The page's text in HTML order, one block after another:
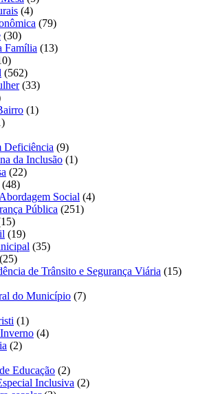
(4)
(79)
(30)
Família (13)
(562)
(33)
(1)
Deficiência (9)
da Inclusão (1)
(22)
(48)
Social (4)
Pública (251)
(19)
(35)
(25)
de Trânsito e Segurança Viária (15)
do Município (7)
(1)
(4)
(2)
Educação (2)
Inclusiva (2)